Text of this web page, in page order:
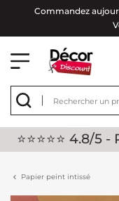
Commandez
⭐⭐⭐⭐⭐ 4.8/
Papier peint intissé